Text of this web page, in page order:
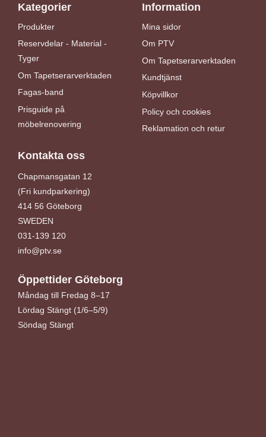
Kategorier
Produkter
Reservdelar - Material -
Tyger
Om Tapetserarverktaden
Fagas-band
Prisguide på
möbelrenovering
Information
Mina sidor
Om PTV
Om Tapetserarverktaden
Kundtjänst
Köpvillkor
Policy och cookies
Reklamation och retur
Kontakta oss
Chapmansgatan 12
(Fri kundparkering)
414 56 Göteborg
SWEDEN
031-139 120
info@ptv.se
Öppettider Göteborg
Måndag till Fredag 8–17
Lördag Stängt (1/6–5/9)
Söndag Stängt